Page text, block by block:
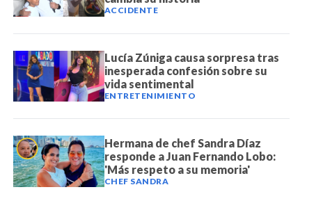
ACCIDENTE
Lucía Zúniga causa sorpresa tras
inesperada confesión sobre su
vida sentimental
ENTRETENIMIENTO
Hermana de chef Sandra Díaz
responde a Juan Fernando Lobo:
'Más respeto a su memoria'
CHEF SANDRA